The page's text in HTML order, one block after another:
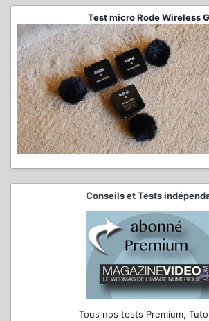
Test micro Rode Wireless
Conseils et Tests
Tous nos tests Premium,